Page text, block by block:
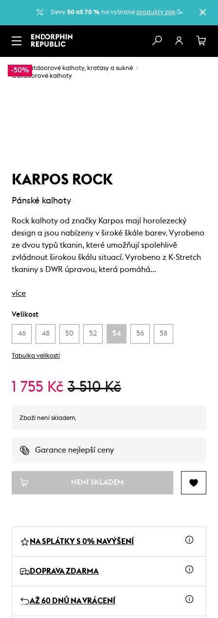
Slevy 50 až 70 % na vybrané produkty zde.🥳
-50%
…
Outdoorové kalhoty, kraťasy a sukně
Outdoorové kalhoty
KARPOS ROCK
Pánské kalhoty
Rock kalhoty od značky Karpos mají horolezecký
design a jsou nabízeny v široké škále barev. Vyrobeno
ze dvou typů tkanin, které umožňují spolehlivě
zvládnout širokou škálu situací. Vyrobeno z K-Stretch
tkaniny s DWR úpravou, která pomáhá…
více
Velikost
46 48 50 52 54 56 58
Tabulka velikostí
1 755 Kč 3 510 Kč
Zboží není skladem.
Garance nejlepší ceny
NENÍ SKLADEM
NA SPLÁTKY S 0% NAVÝŠENÍ
DOPRAVA ZDARMA
AŽ 60 DNŮ NA VRÁCENÍ